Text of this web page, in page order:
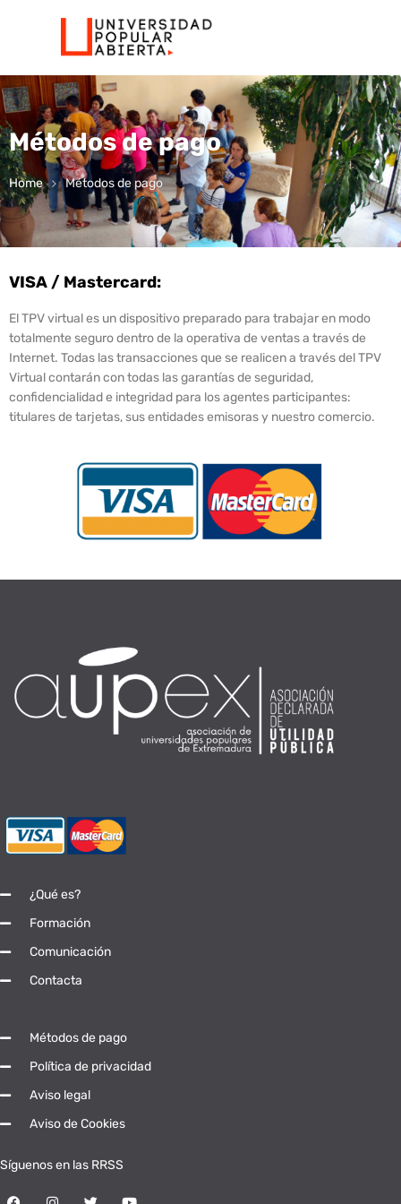
Métodos de pago
Home Métodos de pago
VISA / Mastercard:
El TPV virtual es un dispositivo preparado para trabajar en modo
totalmente seguro dentro de la operativa de ventas a través de
Internet. Todas las transacciones que se realicen a través del TPV
Virtual contarán con todas las garantías de seguridad,
confidencialidad e integridad para los agentes participantes:
titulares de tarjetas, sus entidades emisoras y nuestro comercio.
¿Qué es?
Formación
Comunicación
Contacta
Métodos de pago
Política de privacidad
Aviso legal
Aviso de Cookies
Síguenos en las RRSS